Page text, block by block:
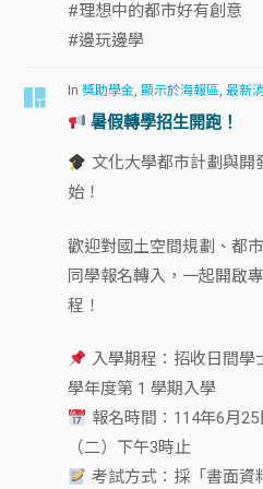
#理想中的都市好有創意
#邊玩邊學
In獎助學金,顯示於海報區,最新
暑假轉學招生開跑！
文化大學都市計劃與開
始！
歡迎對國土空間規劃、都
同學報名轉入，一起開啟
程！
入學期程：招收日間學
學年度第 1 學期入學
報名時間：114年6月
（二）下午3時止
考試方式：採「書面資